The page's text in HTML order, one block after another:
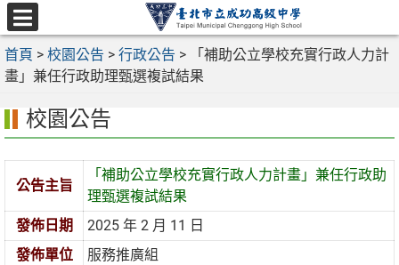
跳
至
主
要
區
選
單
首頁 > 校園公告 > 行政公告 >
「補助公立學校充實行政人力計
畫」兼任行政助理甄選複試結果
校園公告
公告主旨
「補助公立學校充實行政人力計畫」兼任行政助
理甄選複試結果
發佈日期
2025 年 2 月 11 日
發佈單位
服務推廣組